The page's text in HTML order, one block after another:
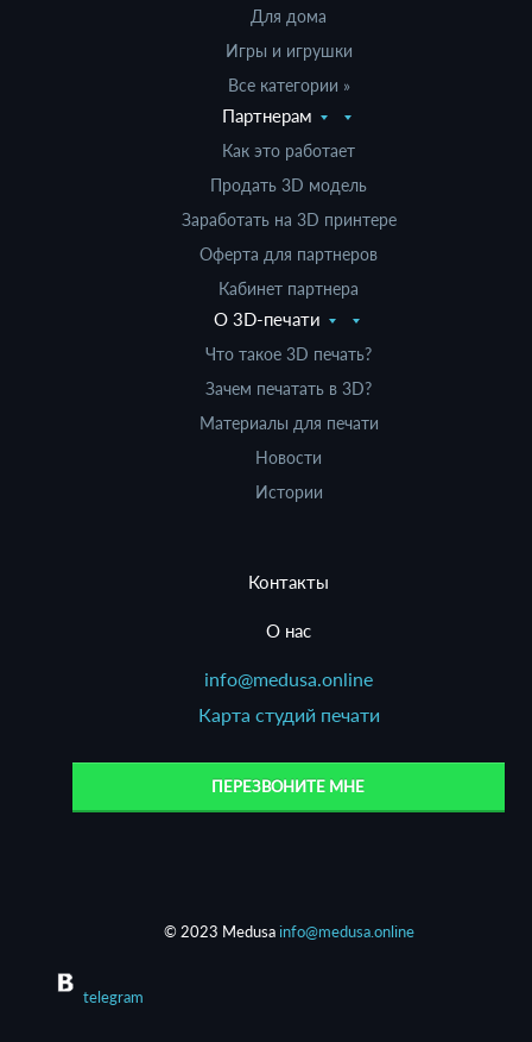
Для дома
Игры и игрушки
Все категории »
Партнерам
Как это работает
Продать 3D модель
Заработать на 3D принтере
Оферта для партнеров
Кабинет партнера
О 3D-печати
Что такое 3D печать?
Зачем печатать в 3D?
Материалы для печати
Новости
Истории
Контакты
О нас
info@medusa.online
Карта студий печати
ПЕРЕЗВОНИТЕ МНЕ
© 2023 Medusa info@medusa.online
telegram